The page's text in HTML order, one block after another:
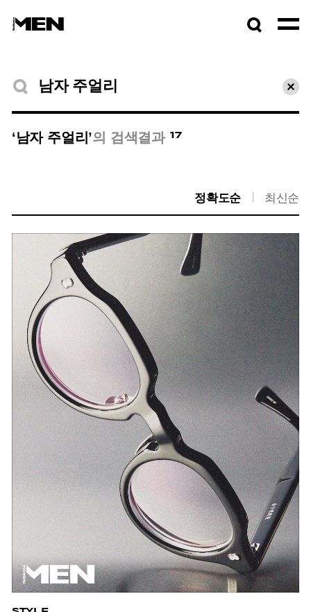
검색결과
초기
‘남자 주얼리’의 검색결과 17
정확도순 최신순